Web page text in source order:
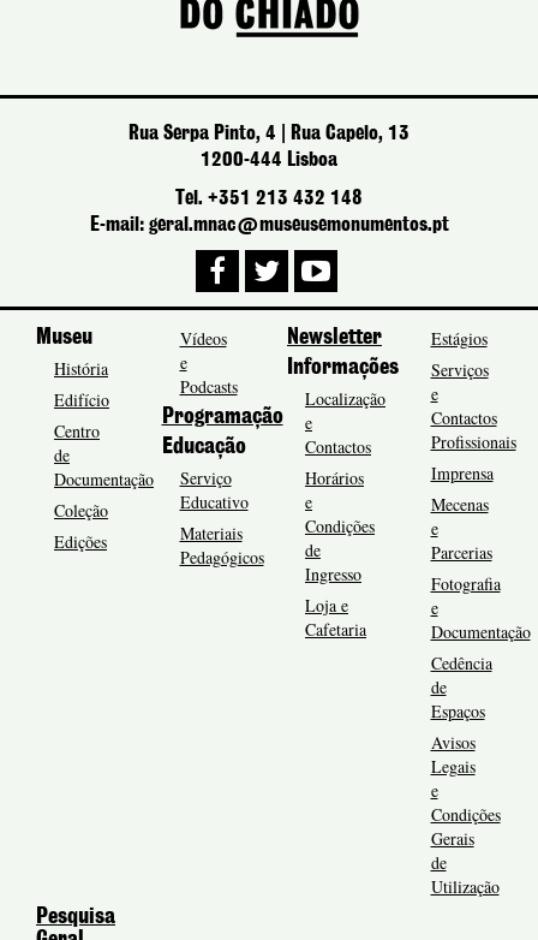
Rua Serpa Pinto, 4 | Rua Capelo, 13
1200-444 Lisboa
Tel. +351 213 432 148
E-mail: geral.mnac@museusemonumentos.pt
Museu
História
Edifício
Centro
de
Documentação
Coleção
Edições
Vídeos
e
Podcasts
Programação
Educação
Serviço
Educativo
Materiais
Pedagógicos
Newsletter
Informações
Localização
e
Contactos
Horários
e
Condições
de
Ingresso
Loja e
Cafetaria
Estágios
Serviços
e
Contactos
Profissionais
Imprensa
Mecenas
e
Parcerias
Fotografia
e
Documentação
Cedência
de
Espaços
Avisos
Legais
e
Condições
Gerais
de
Utilização
Pesquisa